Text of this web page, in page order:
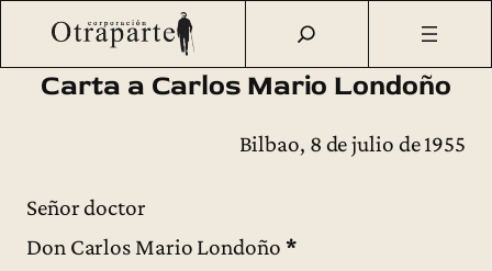
Saltar
contenido
Otraparte.org/Fernando González Ideas Textos sueltos/
Carta a Carlos Mario Londoño (1955)
Carta a Carlos Mario Londoño
Bilbao, 8 de julio de 1955
Señor doctor
Don Carlos Mario Londoño *